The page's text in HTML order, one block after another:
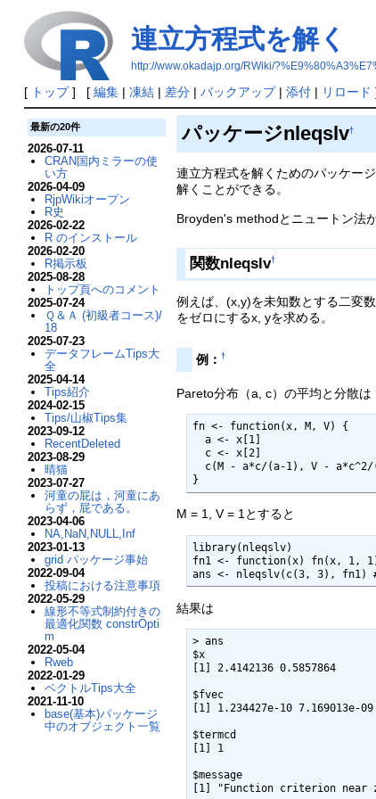
連立方程式を解く
http://www.okadajp.org/RWiki/
[ トップ] [ 編集| 凍結| 差分| バックアップ| 添付| リロード
パッケージnleqslv†
連立方程式を解くためのパッケー
解くことができる。
Broyden's methodとニュートン法
関数nleqslv†
例えば、(x,y)を未知数とする二変
をゼロにするx, yを求める。
例： †
Pareto分布（a, c）の平均と分散
fn <- function(x, M, V) {
  a <- x[1]
}
M = 1, V = 1とすると
library(nleqslv)
fn1 <- function(x) fn(x, 1,
ans <- nleqslv(c(3, 3), fn1) #
結果は
> ans
$x
[1] 2.4142136 0.5857864
$fvec
[1] 1.234427e-10 7.169013e-09
$termcd
[1] 1
$message
[1] "Function criterion near
最新の20件
2026-07-11
CRAN国内ミラーの使
い方
2026-04-09
RjpWikiオープン
R史
2026-02-22
R のインストール
2026-02-20
R掲示板
2025-08-28
トップ頁へのコメント
2025-07-24
Ｑ＆Ａ (初級者コース)/
18
2025-07-23
データフレームTips大
全
2025-04-14
Tips紹介
2024-02-15
Tips/山椒Tips集
2023-09-12
RecentDeleted
2023-08-29
晴猫
2023-07-27
河童の屁は，河童にあ
らず，屁である。
2023-04-06
NA,NaN,NULL,Inf
2023-01-13
grid パッケージ事始
2022-09-04
投稿における注意事項
2022-05-29
線形不等式制約付きの
最適化関数 constrOpti
m
2022-05-04
Rweb
2022-01-29
ベクトルTips大全
2021-11-10
base(基本)パッケージ
中のオブジェクト一覧